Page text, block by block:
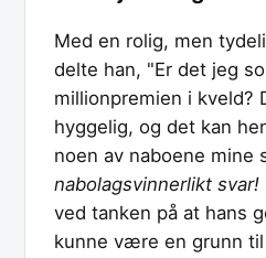
Med en rolig, men
delte han, "Er det jeg
millionpremien i kveld?
hyggelig, og det kan
noen av naboene mine
nabolagsvinnerlikt svar!
ved tanken på at hans
kunne være en grunn